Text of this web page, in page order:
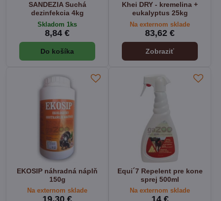
SANDEZIA Suchá
dezinfekcia 4kg
Skladom 1ks
8,84 €
Do košíka
Khei DRY - kremelina +
eukalyptus 25kg
Na externom sklade
83,62 €
Zobraziť
EKOSIP náhradná náplň
150g
Na externom sklade
19,30 €
Equi´7 Repelent pre kone
sprej 500ml
Na externom sklade
14 €